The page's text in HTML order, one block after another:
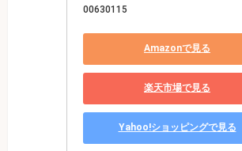
00630115
Amazonで見る
楽天市場で見る
Yahoo!ショッピングで見る